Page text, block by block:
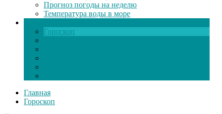
Прогноз погоды на неделю
Температура воды в море
Гороскоп
Главная
Гороскоп